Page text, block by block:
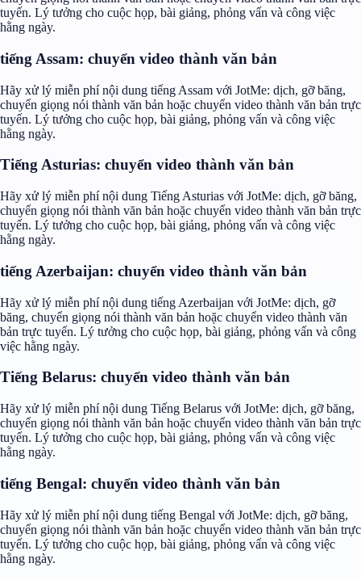
tuyến. Lý tưởng cho cuộc họp, bài giảng, phỏng vấn và công việc
hằng ngày.
tiếng Assam: chuyển video thành văn bản
Hãy xử lý miễn phí nội dung tiếng Assam với JotMe: dịch, gỡ băng,
chuyển giọng nói thành văn bản hoặc chuyển video thành văn bản trực
tuyến. Lý tưởng cho cuộc họp, bài giảng, phỏng vấn và công việc
hằng ngày.
Tiếng Asturias: chuyển video thành văn bản
Hãy xử lý miễn phí nội dung Tiếng Asturias với JotMe: dịch, gỡ băng,
chuyển giọng nói thành văn bản hoặc chuyển video thành văn bản trực
tuyến. Lý tưởng cho cuộc họp, bài giảng, phỏng vấn và công việc
hằng ngày.
tiếng Azerbaijan: chuyển video thành văn bản
Hãy xử lý miễn phí nội dung tiếng Azerbaijan với JotMe: dịch, gỡ
băng, chuyển giọng nói thành văn bản hoặc chuyển video thành văn
bản trực tuyến. Lý tưởng cho cuộc họp, bài giảng, phỏng vấn và công
việc hằng ngày.
Tiếng Belarus: chuyển video thành văn bản
Hãy xử lý miễn phí nội dung Tiếng Belarus với JotMe: dịch, gỡ băng,
chuyển giọng nói thành văn bản hoặc chuyển video thành văn bản trực
tuyến. Lý tưởng cho cuộc họp, bài giảng, phỏng vấn và công việc
hằng ngày.
tiếng Bengal: chuyển video thành văn bản
Hãy xử lý miễn phí nội dung tiếng Bengal với JotMe: dịch, gỡ băng,
chuyển giọng nói thành văn bản hoặc chuyển video thành văn bản trực
tuyến. Lý tưởng cho cuộc họp, bài giảng, phỏng vấn và công việc
hằng ngày.